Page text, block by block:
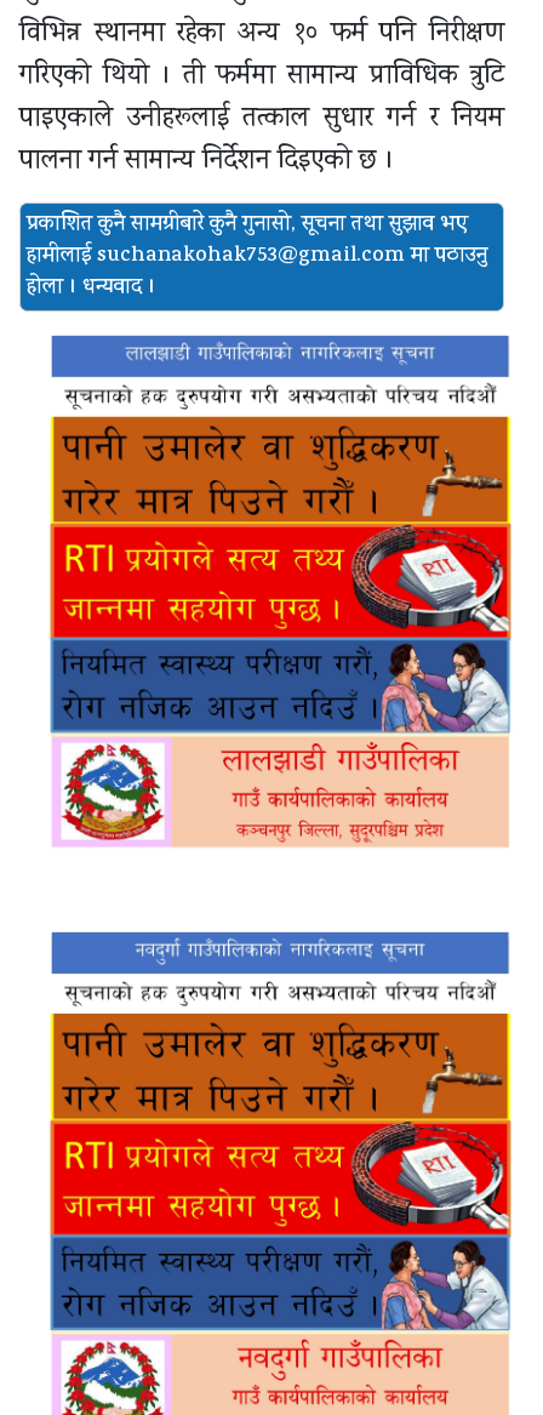
विभिन्न स्थानमा रहेका अन्य १० फर्म पनि निरीक्षण
गरिएको थियो । ती फर्ममा सामान्य प्राविधिक त्रुटि
पाइएकाले उनीहरूलाई तत्काल सुधार गर्न र नियम
पालना गर्न सामान्य निर्देशन दिइएको छ ।
प्रकाशित कुनै सामग्रीबारे कुनै गुनासो, सूचना तथा सुझाव भए
हामीलाईsuchanakohak753@gmail.com मा पठाउनु
होला । धन्यवाद ।